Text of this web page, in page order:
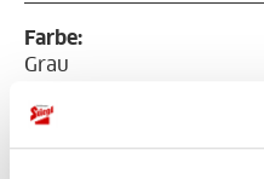
Farbe:
Grau